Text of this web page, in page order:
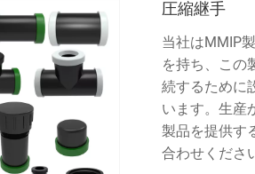
圧縮継手
当社はMMIP
を持ち、この
続するために
います。生産
製品を提供す
合わせくださ